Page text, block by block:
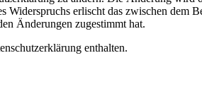
erlischt das zwischen dem
Änderungen zugestimmt hat.
enthalten.